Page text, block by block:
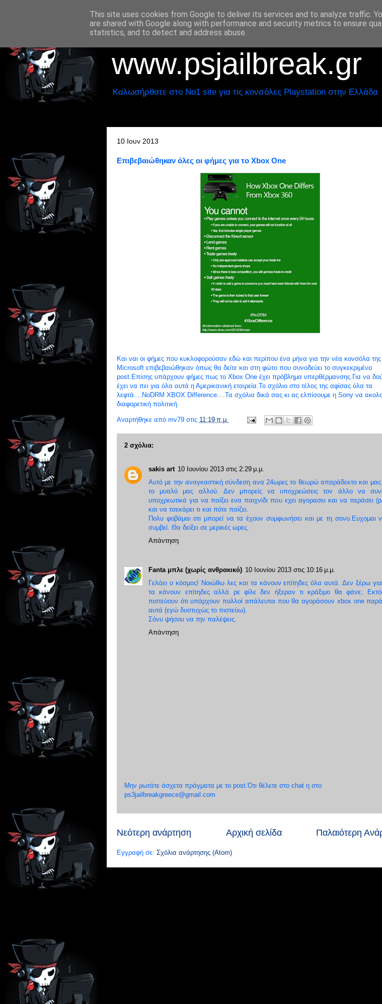
www.psjailbreak.gr
Καλωσήρθατε στο No1 site για τις κονσόλες Playstation στην Ελλάδα
10 Ιουν 2013
Επιβεβαιώθηκαν όλες οι φήμες για το Χbox One
Και ναι οι φήμες που κυκλοφορούσαν εδώ και περίπου ένα μήνα για την νέα κονσόλα της
Microsoft επιβεβαιώθηκαν όπως θα δείτε και στη φώτο που συνοδεύει το συγκεκριμένο
post.Επίσης υπάρχουν φήμες πως το Xbox One έχει πρόβλημα υπερθέρμανσης.Για να
έχει να πει για όλα αυτά η Αμερικανική εταιρεία.Το σχόλιο στο τέλος της αφίσας όλα τα
λεφτά....NoDRM XBOX Difference....Τα σχόλια δικά σας κι ας ελπίσουμε η Sony να
διαφορετική πολιτική
Αναρτήθηκε από mv79 στις 11:19 π.μ.
2 σχόλια:
sakis art 10 Ιουνίου 2013 στις 2:29 μ.μ.
Αυτό με την αναγκαστική σύνδεση ανα 24ωρες το θεωρώ απαράδεκτο και μας
το μυαλό μας αλλού. Δεν μπορείς να υποχρεώσεις τον άλλο να
υποχρεωτικά για να παίξει ενα παιχνίδι που εχει αγορασει και να περάσει
και να τσεκάρει τι και πότε παίζει.
Πολυ φοβάμαι οτι μπορεί να τα έχουν συμφωνήσει και με τη σονυ.Ευχομαι
συμβεί. Θα δείξει σε μερικές ωρες.
Απάντηση
Fanta μπλε (χωρίς ανθρακικό) 10 Ιουνίου 2013 στις 10:16 μ.μ.
Γελάει ο κόσμος! Νοιώθω λες και τα κάνουν επίτηδες όλα αυτά. Δεν ξέρω
τα κάνουν επίτηδες αλλά ρε φίλε δεν ήξεραν τι κράξιμο θα φάνε;
πιστεύουν ότι υπάρχουν πολλοί απάλευτοι που θα αγοράσουν xbox οne
αυτά (εγώ δυστυχώς το πιστεύω).
Σόνυ ψήσου να την παλέψεις.
Απάντηση
Μην ρωτάτε άσχετα πράγματα με το post.Ότι θέλετε στο chat η στο
ps3jailbreakgreece@gmail.com
Νεότερη ανάρτηση Παλαιότερη
Αρχική σελίδα
Εγγραφή σε: Σχόλια ανάρτησης (Atom)
This site uses cookies from Google to deliver its services and to analyze traffic.
are shared with Google along with performance and security metrics to ensure
statistics, and to detect and address abuse.